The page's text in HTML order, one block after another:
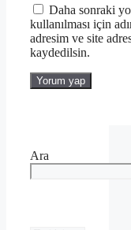
Daha sonraki
kullanılması için
adresim ve site
kaydedilsin.
Ara